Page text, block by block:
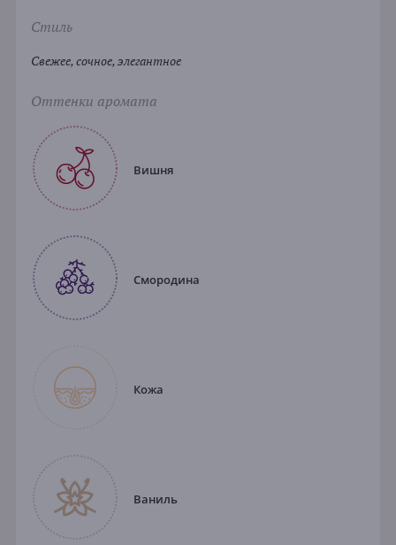
Стиль
Свежее, сочное, элегантное
Оттенки аромата
Вишня
Смородина
Кожа
Ваниль